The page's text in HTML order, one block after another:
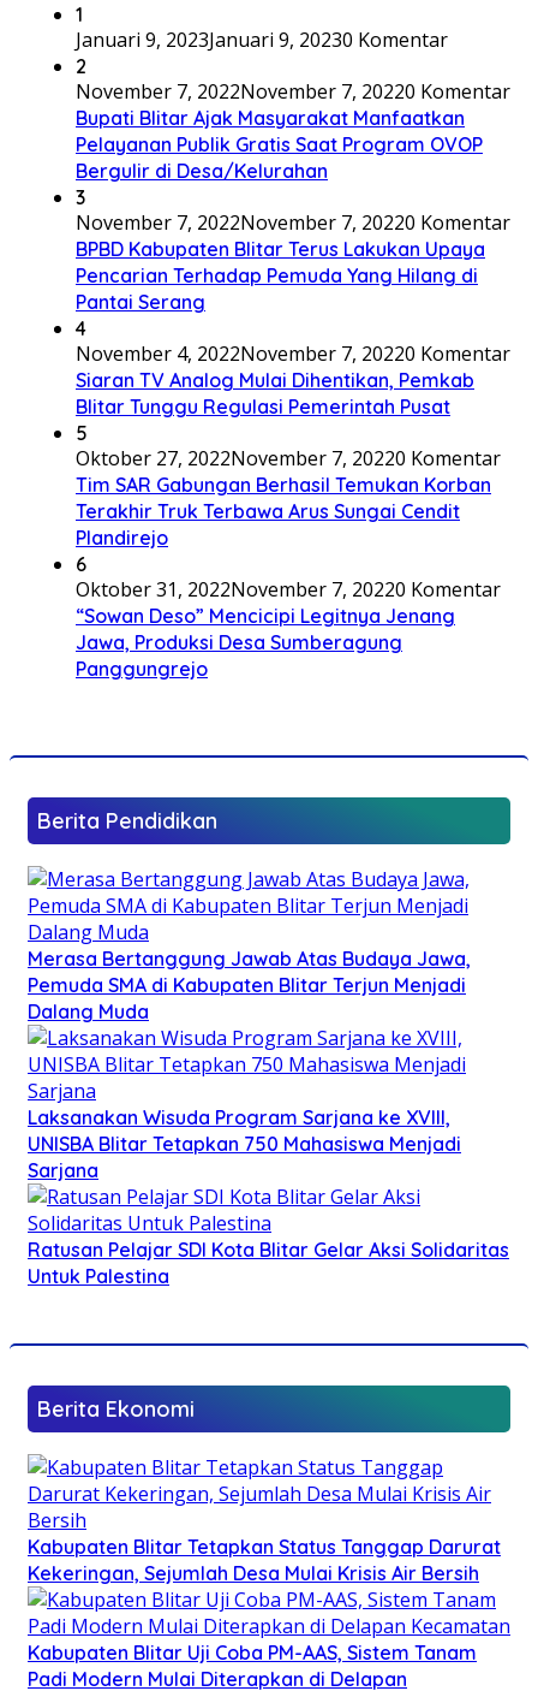
1
Januari 9, 2023Januari 9, 20230 Komentar
2
November 7, 2022November 7, 20220 Komentar
Bupati Blitar Ajak Masyarakat Manfaatkan
Pelayanan Publik Gratis Saat Program OVOP
Bergulir di Desa/Kelurahan
3
November 7, 2022November 7, 20220 Komentar
BPBD Kabupaten Blitar Terus Lakukan Upaya
Pencarian Terhadap Pemuda Yang Hilang di
Pantai Serang
4
November 4, 2022November 7, 20220 Komentar
Siaran TV Analog Mulai Dihentikan, Pemkab
Blitar Tunggu Regulasi Pemerintah Pusat
5
Oktober 27, 2022November 7, 20220 Komentar
Tim SAR Gabungan Berhasil Temukan Korban
Terakhir Truk Terbawa Arus Sungai Cendit
Plandirejo
6
Oktober 31, 2022November 7, 20220 Komentar
“Sowan Deso” Mencicipi Legitnya Jenang
Jawa, Produksi Desa Sumberagung
Panggungrejo
Berita Pendidikan
Merasa Bertanggung Jawab Atas Budaya Jawa,
Pemuda SMA di Kabupaten Blitar Terjun Menjadi
Dalang Muda
Laksanakan Wisuda Program Sarjana ke XVIII,
UNISBA Blitar Tetapkan 750 Mahasiswa Menjadi
Sarjana
Ratusan Pelajar SDI Kota Blitar Gelar Aksi Solidaritas
Untuk Palestina
Berita Ekonomi
Kabupaten Blitar Tetapkan Status Tanggap Darurat
Kekeringan, Sejumlah Desa Mulai Krisis Air Bersih
Kabupaten Blitar Uji Coba PM-AAS, Sistem Tanam
Padi Modern Mulai Diterapkan di Delapan